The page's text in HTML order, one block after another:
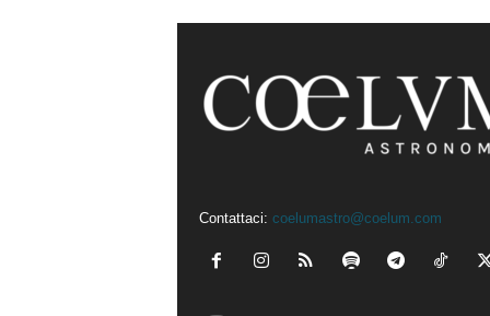
Contattaci: coelumastro@coelum.com